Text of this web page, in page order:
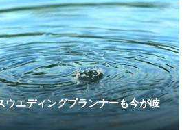
ウエディングプランナーも今が岐